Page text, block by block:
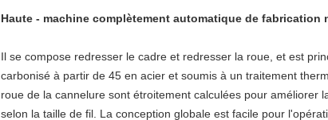
Haute - machine complètement automatique de fabrication
Il se compose redresser le cadre et redresser la roue, et est
carbonisé à partir de 45 en acier et soumis à un traitement
roue de la cannelure sont étroitement calculées pour
selon la taille de fil. La conception globale est facile pour